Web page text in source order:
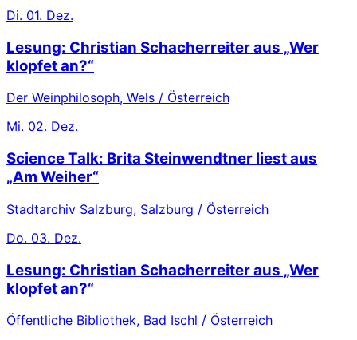
Di. 01. Dez.
Lesung: Christian Schacherreiter aus „Wer
klopfet an?“
Der Weinphilosoph, Wels / Österreich
Mi. 02. Dez.
Science Talk: Brita Steinwendtner liest aus
„Am Weiher“
Stadtarchiv Salzburg, Salzburg / Österreich
Do. 03. Dez.
Lesung: Christian Schacherreiter aus „Wer
klopfet an?“
Öffentliche Bibliothek, Bad Ischl / Österreich